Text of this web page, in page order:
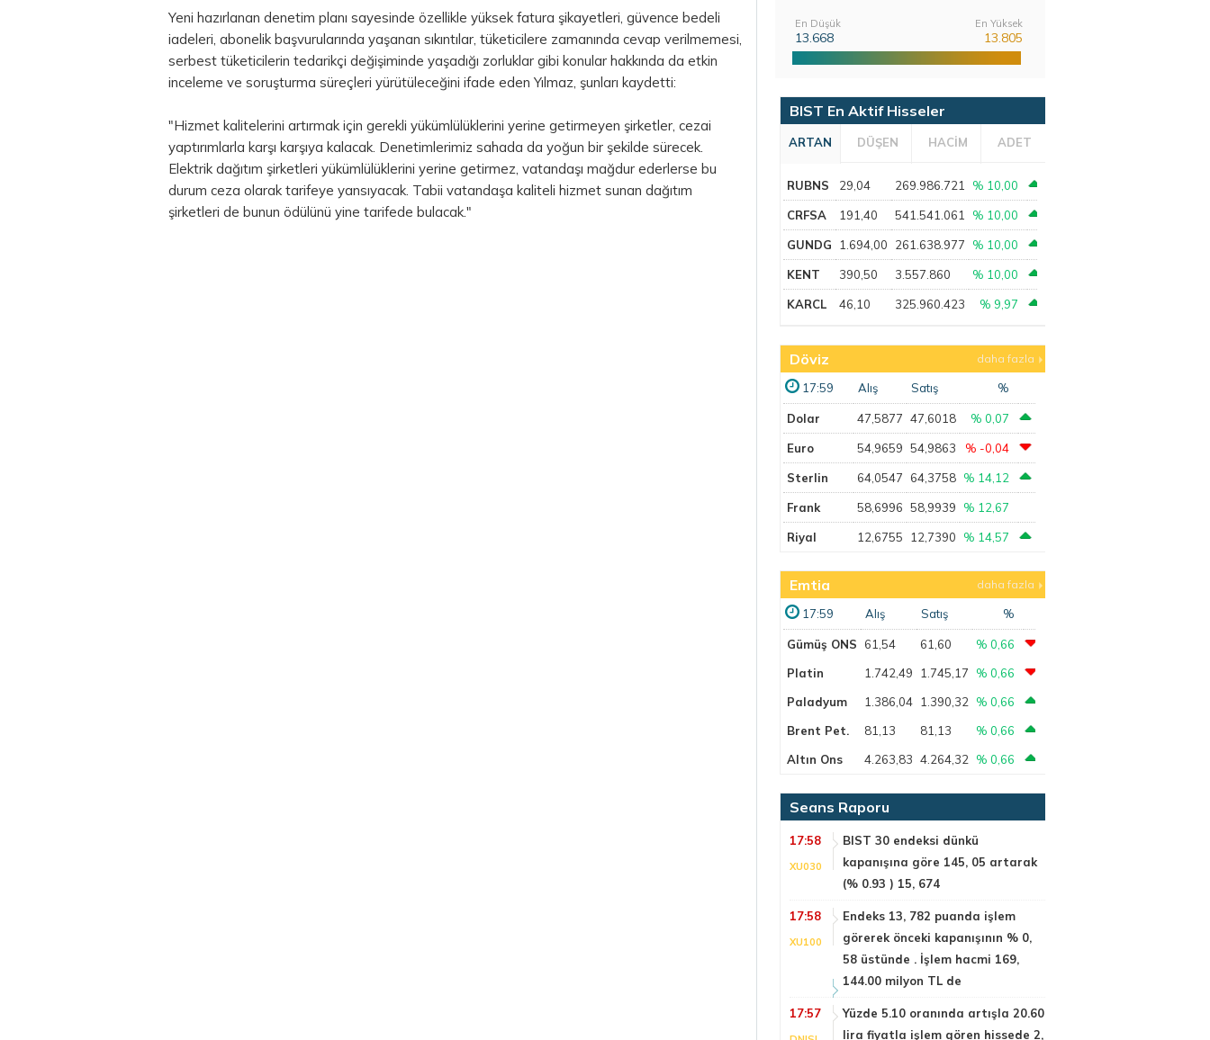
Yeni hazırlanan denetim planı sayesinde özellikle yüksek fatura şikayetleri, güvence bedeli
iadeleri, abonelik başvurularında yaşanan sıkıntılar, tüketicilere zamanında cevap verilmemesi,
serbest tüketicilerin tedarikçi değişiminde yaşadığı zorluklar gibi konular hakkında da etkin
inceleme ve soruşturma süreçleri yürütüleceğini ifade eden Yılmaz, şunları kaydetti:
"Hizmet kalitelerini artırmak için gerekli yükümlülüklerini yerine getirmeyen şirketler, cezai
yaptırımlarla karşı karşıya kalacak. Denetimlerimiz sahada da yoğun bir şekilde sürecek.
Elektrik dağıtım şirketleri yükümlülüklerini yerine getirmez, vatandaşı mağdur ederlerse bu
durum ceza olarak tarifeye yansıyacak. Tabii vatandaşa kaliteli hizmet sunan dağıtım
şirketleri de bunun ödülünü yine tarifede bulacak."
En Düşük
13.668
En Yüksek
13.805
BIST En Aktif Hisseler
ARTAN DÜŞEN HACİM ADET
RUBNS 29,04 269.986.721 % 10,00
CRFSA 191,40 541.541.061 % 10,00
GUNDG 1.694,00 261.638.977 % 10,00
KENT 390,50 3.557.860 % 10,00
KARCL 46,10 325.960.423 % 9,97
Döviz daha fazla
17:59 Alış Satış %
Dolar 47,5877 47,6018 % 0,07
Euro 54,9659 54,9863 % -0,04
Sterlin 64,0547 64,3758 % 14,12
Frank 58,6996 58,9939 % 12,67
Riyal 12,6755 12,7390 % 14,57
Emtia daha fazla
17:59 Alış Satış %
Gümüş ONS 61,54 61,60
% 0,66
Platin
1.742,49 1.745,17
% 0,66
Paladyum
1.386,04 1.390,32
% 0,66
Brent Pet.
81,13 81,13
% 0,66
Altın Ons
4.263,83 4.264,32 % 0,66
Seans Raporu
17:58
XU030
BIST 30 endeksi dünkü
kapanışına göre 145, 05 artarak
(% 0.93 ) 15, 674
17:58
XU100
Endeks 13, 782 puanda işlem
görerek önceki kapanışının % 0,
58 üstünde . İşlem hacmi 169,
144.00 milyon TL de
17:57
Yüzde 5.10 oranında artışla 20.60
lira fiyatla işlem gören hissede 2,